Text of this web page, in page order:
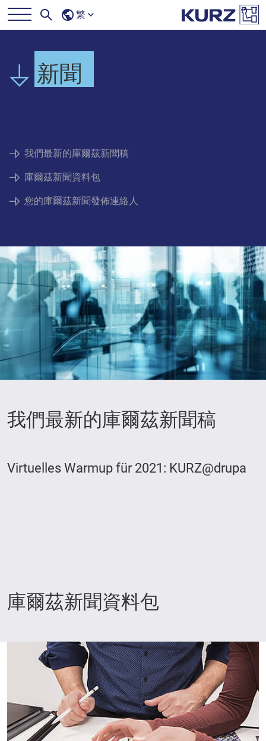
繁
新聞
我們最新的庫爾茲新聞稿
庫爾茲新聞資料包
您的庫爾茲新聞發佈連絡人
我們最新的庫爾茲新聞稿
Virtuelles Warmup für 2021: KURZ@drupa
庫爾茲新聞資料包